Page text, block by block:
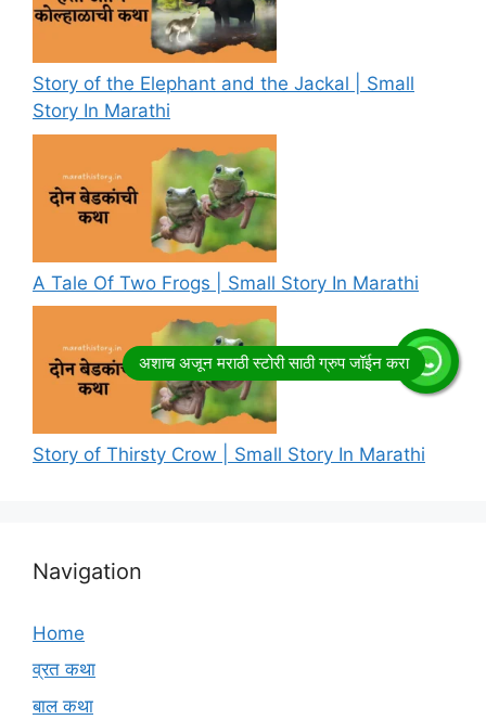
Story of the Elephant and the Jackal | Small
Story In Marathi
A Tale Of Two Frogs | Small Story In Marathi
Story of Thirsty Crow | Small Story In Marathi
Navigation
Home
व्रत कथा
बाल कथा